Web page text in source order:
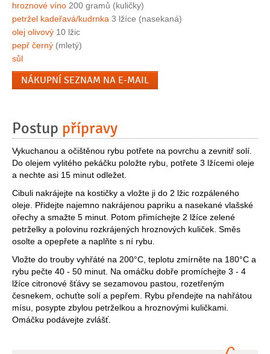
hroznové víno 200 gramů (kuličky)
petržel kadeřavá/kudrnka 3 lžíce (nasekaná)
olej olivový 10 lžic
pepř černý (mletý)
sůl
NÁKUPNÍ SEZNAM NA E-MAIL
Postup přípravy
Vykuchanou a očištěnou rybu potřete na povrchu a zevnitř solí.
Do olejem vylitého pekáčku položte rybu, potřete 3 lžícemi oleje
a nechte asi 15 minut odležet.
Cibuli nakrájejte na kostičky a vložte ji do 2 lžic rozpáleného
oleje. Přidejte najemno nakrájenou papriku a nasekané vlašské
ořechy a smažte 5 minut. Potom přimíchejte 2 lžíce zelené
petrželky a polovinu rozkrájených hroznových kuliček. Směs
osolte a opepřete a naplňte s ní rybu.
Vložte do trouby vyhřáté na 200°C, teplotu zmírněte na 180°C a
rybu pečte 40 - 50 minut. Na omáčku dobře promíchejte 3 - 4
lžíce citronové šťávy se sezamovou pastou, rozetřeným
česnekem, ochuťte solí a pepřem. Rybu přendejte na nahřátou
mísu, posypte zbylou petrželkou a hroznovými kuličkami.
Omáčku podávejte zvlášť.